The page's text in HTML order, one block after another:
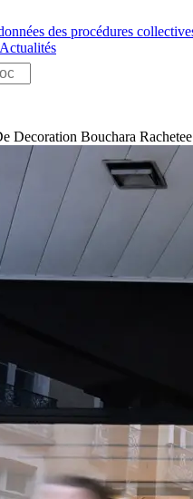
des procédures
Actualités
Decoration Bouchara